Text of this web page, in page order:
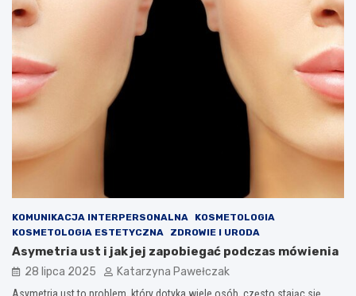
KOMUNIKACJA INTERPERSONALNA
KOSMETOLOGIA
KOSMETOLOGIA ESTETYCZNA
ZDROWIE I URODA
Asymetria ust i jak jej zapobiegać podczas mówienia
28 lipca 2025 Katarzyna Pawełczak
Asymetria ust to problem, który dotyka wiele osób, często stając się